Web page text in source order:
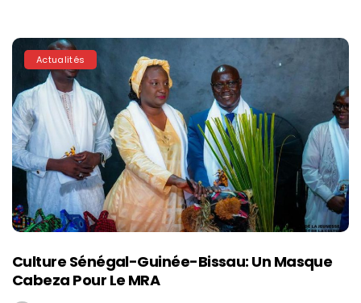
Actualités
Culture Sénégal-Guinée-Bissau: Un Masque
Cabeza Pour Le MRA